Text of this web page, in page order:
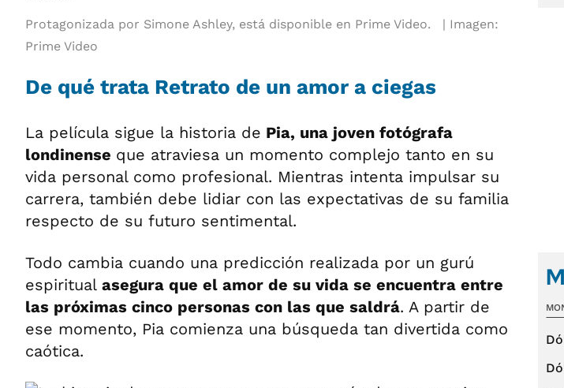
Protagonizada por Simone Ashley, está disponible en Prime Video.
Imagen:
Prime Video
De qué trata Retrato de un amor a ciegas
La película sigue la historia de Pia, una joven fotógrafa
londinense que atraviesa un momento complejo tanto en su
vida personal como profesional. Mientras intenta impulsar su
carrera, también debe lidiar con las expectativas de su familia
respecto de su futuro sentimental.
Todo cambia cuando una predicción realizada por un gurú
espiritual asegura que el amor de su vida se encuentra entre
las próximas cinco personas con las que saldrá. A partir de
ese momento, Pia comienza una búsqueda tan divertida como
caótica.